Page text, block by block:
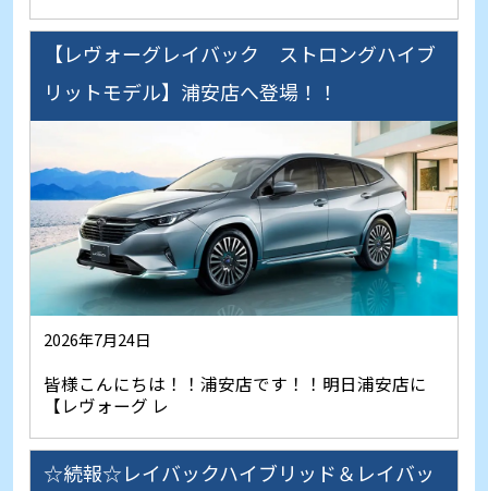
【レヴォーグレイバック ストロングハイブ
リットモデル】浦安店へ登場！！
2026年7月24日
皆様こんにちは！！浦安店です！！明日浦安店に
【レヴォーグ レ
☆続報☆レイバックハイブリッド＆レイバッ